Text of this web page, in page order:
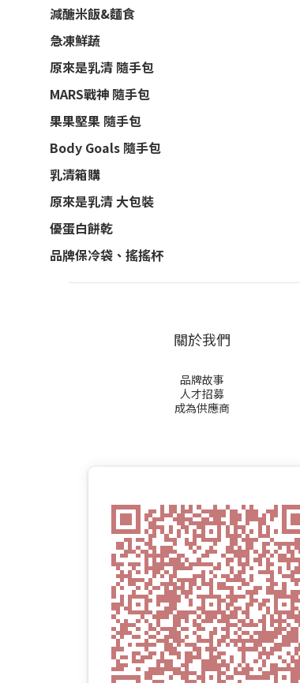
減醣米飯&麵食
急凍鮮蔬
原來是乳清 隨手包
MARS戰神 隨手包
果果堅果 隨手包
Body Goals 隨手包
乳清箱購
原來是乳清 大包裝
優蛋白餅乾
品牌保冷袋、搖搖杯
關於我們
品牌故事
人才招募
成為供應商